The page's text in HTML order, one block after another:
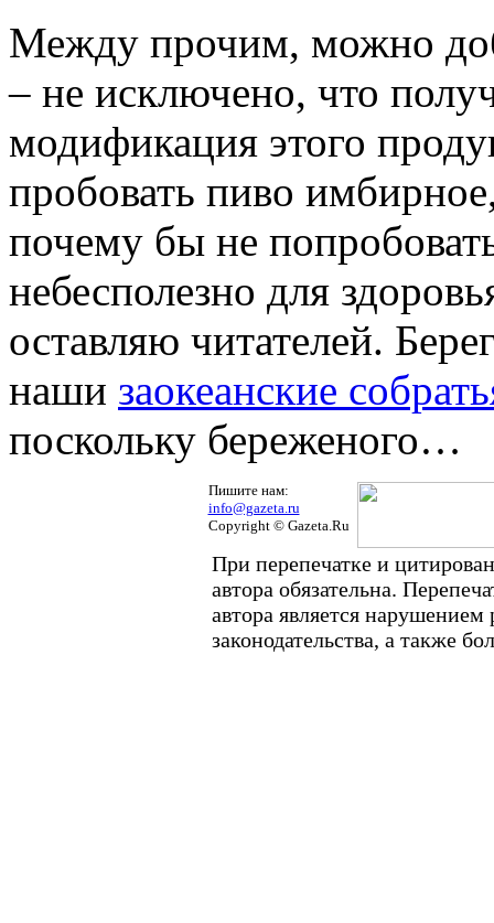
Между прочим, можно
– не исключено, что
модификация этого
пробовать пиво
почему бы не
небесполезно для
оставляю читателей.
наши заокеанские
поскольку береженого…
Пишите нам:
info@gazeta.ru
Copyright © Gazeta.Ru
При перепечатке и
автора обязательна.
автора является
законодательства, а также